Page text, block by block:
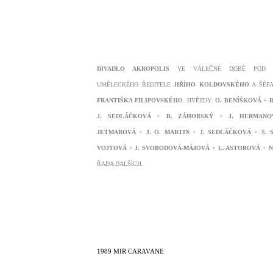
DIVADLO AKROPOLIS VE VÁLEČNÉ DOBĚ POD
UMĚLECKÉHO ŘEDITELE JIŘÍHO KOLDOVSKÉHOA ŠÉFA
FRANTIŠKA FILIPOVSKÉHO. HVĚZDY: O. BENÍŠKOVÁ+
J. SEDLÁČKOVÁ+ B. ZÁHORSKÝ +J.
JETMAROVÁ + J. O. MARTIN+ J. SEDLÁČKOVÁ+ S.
VOJTOVÁ +J. SVOBODOVÁ-MÁJOVÁ + L. ASTOROVÁ +
ŘADA DALŠÍCH.
1989 MIR CARAVANE